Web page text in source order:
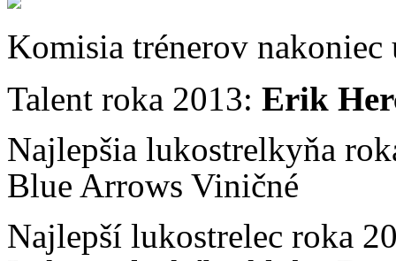
Komisia trénerov
Talent roka 2013: Erik
Najlepšia lukostrelkyňa
Blue Arrows Viničné
Najlepší lukostrelec roka